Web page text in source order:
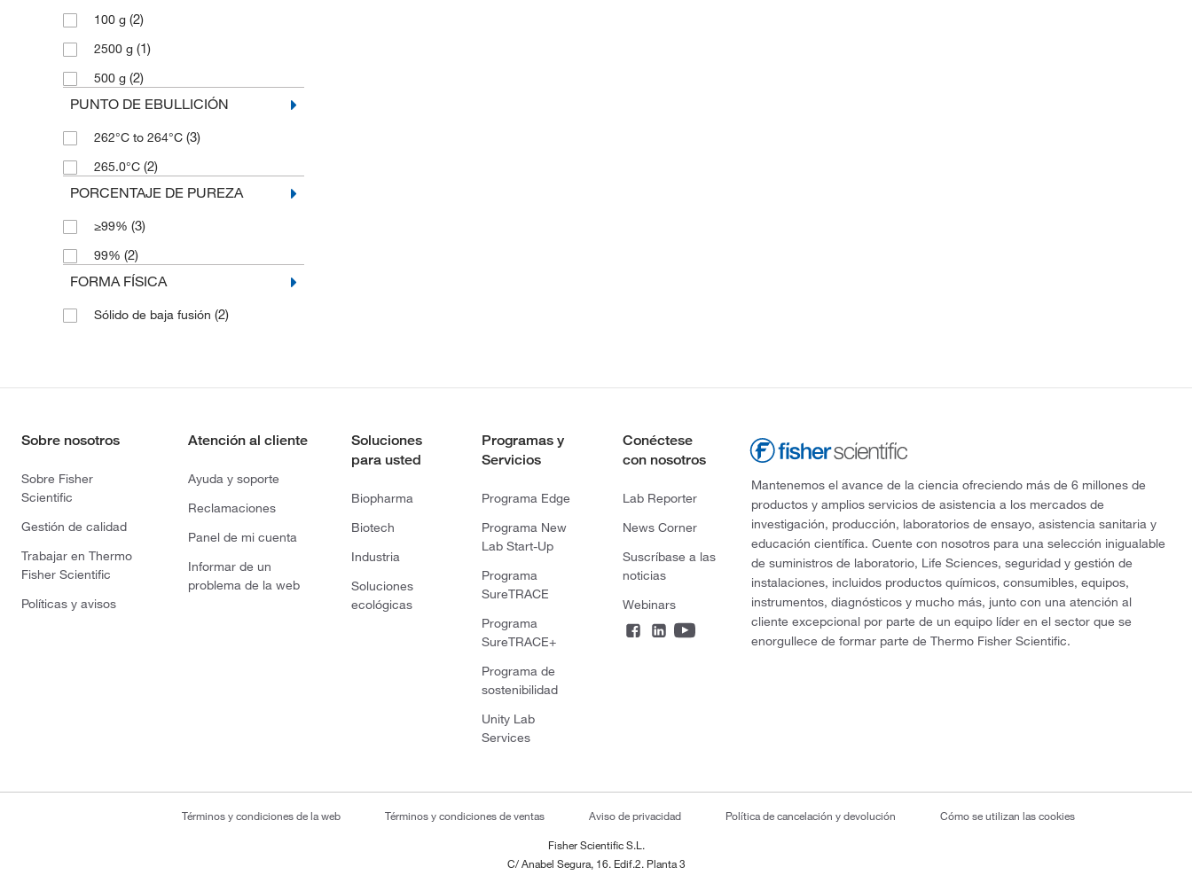
100 g (2)
2500 g (1)
500 g (2)
PUNTO DE EBULLICIÓN
262°C to 264°C (3)
265.0°C (2)
PORCENTAJE DE PUREZA
≥99% (3)
99% (2)
FORMA FÍSICA
Sólido de baja fusión (2)
Sobre nosotros
Sobre Fisher
Scientific
Gestión de calidad
Trabajar en Thermo
Fisher Scientific
Políticas y avisos
Atención al cliente
Ayuda y soporte
Reclamaciones
Panel de mi cuenta
Informar de un
problema de la web
Soluciones
para usted
Biopharma
Biotech
Industria
Soluciones
ecológicas
Programas y
Servicios
Programa Edge
Programa New
Lab Start-Up
Programa
SureTRACE
Programa
SureTRACE+
Programa de
sostenibilidad
Unity Lab
Services
Conéctese
con nosotros
Lab Reporter
News Corner
Suscríbase a las
noticias
Webinars
Mantenemos el avance de la ciencia ofreciendo más de 6 millones de
productos y amplios servicios de asistencia a los mercados de
investigación, producción, laboratorios de ensayo, asistencia sanitaria y
educación científica. Cuente con nosotros para una selección inigualable
de suministros de laboratorio, Life Sciences, seguridad y gestión de
instalaciones, incluidos productos químicos, consumibles, equipos,
instrumentos, diagnósticos y mucho más, junto con una atención al
cliente excepcional por parte de un equipo líder en el sector que se
enorgullece de formar parte de Thermo Fisher Scientific.
Términos y condiciones de la web Términos y condiciones de ventas Aviso de privacidad Política de cancelación y devolución Cómo se utilizan las cookies
Fisher Scientific S.L.
C/ Anabel Segura, 16. Edif.2. Planta 3